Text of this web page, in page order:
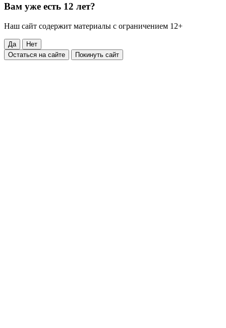
Вам уже есть 12 лет?
Наш сайт содержит материалы с ограничением 12+
Да
Нет
Остаться на сайте
Покинуть сайт